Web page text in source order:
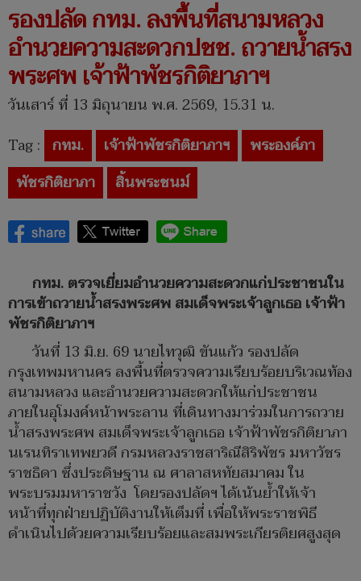
รองปลัด กทม. ลงพื้นที่สนามหลวง
อำนวยความสะดวกปชช. ถวายน้ำสรง
พระศพ เจ้าฟ้าพัชรกิติยาภาฯ
วันเสาร์ ที่ 13 มิถุนายน พ.ศ. 2569, 15.31 น.
Tag : กทม. เจ้าฟ้าพัชรกิติยาภาฯ
พระองค์ภา
พัชรกิติยาภา
สิ้นพระชนม์
กทม. ตรวจเยี่ยมอำนวยความสะดวกแก่ประชาชนใน
การเข้าถวายน้ำสรงพระศพ สมเด็จพระเจ้าลูกเธอ เจ้าฟ้า
พัชรกิติยาภาฯ
วันที่ 13 มิ.ย. 69 นายไทวุฒิ ขันแก้ว รองปลัด
กรุงเทพมหานคร ลงพื้นที่ตรวจความเรียบร้อยบริเวณท้อง
สนามหลวง และอำนวยความสะดวกให้แก่ประชาชน
ภายในอุโมงค์หน้าพระลาน ที่เดินทางมาร่วมในการถวาย
น้ำสรงพระศพ สมเด็จพระเจ้าลูกเธอ เจ้าฟ้าพัชรกิติยาภา
นเรนทิราเทพยวดี กรมหลวงราชสาริณีสิริพัชร มหาวัชร
ราชธิดา ซึ่งประดิษฐาน ณ ศาลาสหทัยสมาคม ใน
พระบรมมหาราชวัง โดยรองปลัดฯ ได้เน้นย้ำให้เจ้า
หน้าที่ทุกฝ่ายปฏิบัติงานให้เต็มที่ เพื่อให้พระราชพิธี
ดำเนินไปด้วยความเรียบร้อยและสมพระเกียรติยศสูงสุด